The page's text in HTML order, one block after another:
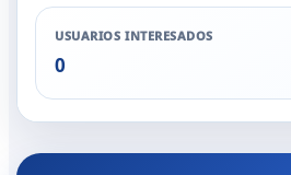
USUARIOS INTERESADOS
0